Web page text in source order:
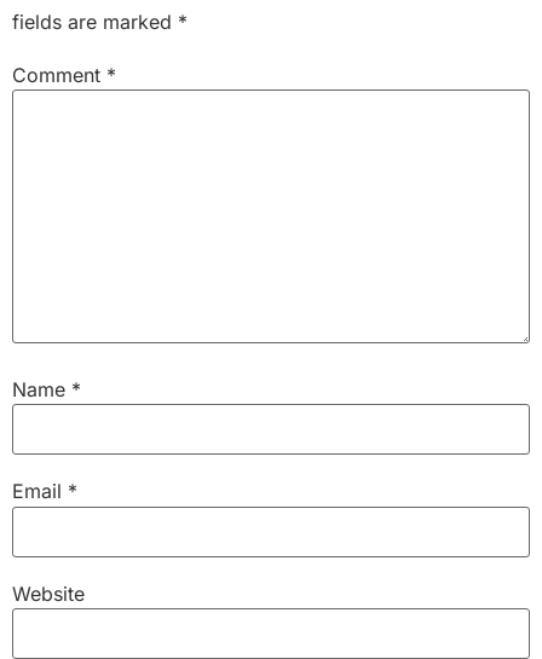
fields are marked *
Comment *
Name *
Email *
Website